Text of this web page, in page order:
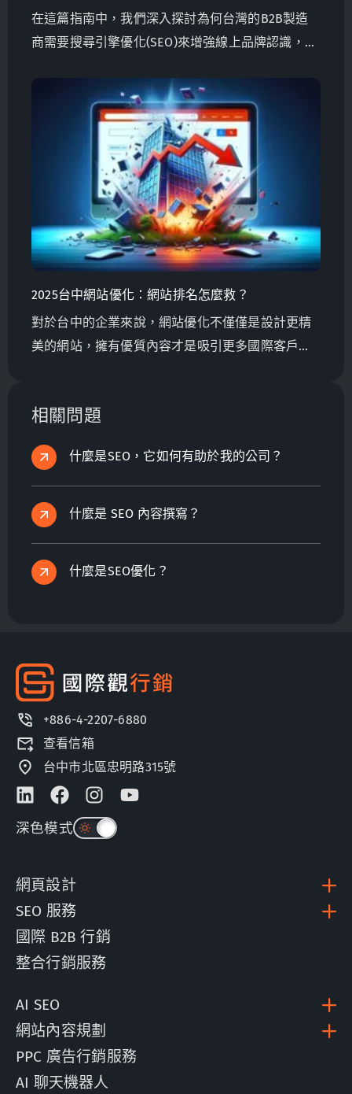
在這篇指南中，我們深入探討為何台灣的B2B製造
商需要搜尋引擎優化(SEO)來增強線上品牌認識，建
您的網站與全球潛在客戶的關鍵橋樑，以及如何確
保您在競爭激烈的數位市場中脫穎而出。
2025台中網站優化：網站排名怎麼救？
對於台中的企業來說，網站優化不僅僅是設計更精
美的網站，擁有優質內容才是吸引更多國際客戶詢
相關問題
什麼是SEO，它如何有助於我的公司？
什麼是 SEO 內容撰寫？
什麼是SEO優化？
+886-4-2207-6880
查看信箱
台中市北區忠明路315號
深色模式
網頁設計
SEO 服務
國際 B2B 行銷
整合行銷服務
AI SEO
網站內容規劃
PPC 廣告行銷服務
AI 聊天機器人